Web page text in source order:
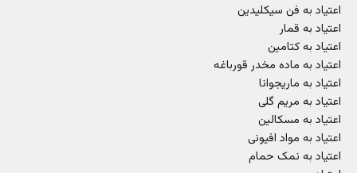
اعتیاد به فن سیکلیدین
اعتیاد به قمار
اعتیاد به کتامین
اعتیاد به ماده مخدر قورباغه
اعتیاد به ماریجوانا
اعتیاد به مریم گلی
اعتیاد به مسکالین
اعتیاد به مواد افیونی
اعتیاد به نمک حمام